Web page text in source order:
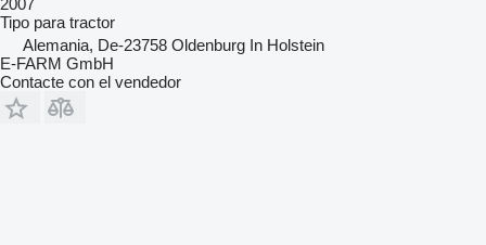
Tipo para tractor
Alemania, De-23758 Oldenburg In Holstein
E-FARM GmbH
Contacte con el vendedor